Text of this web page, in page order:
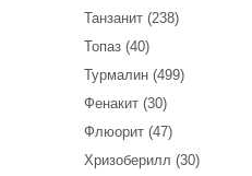
Танзанит (238)
Топаз (40)
Турмалин (499)
Фенакит (30)
Флюорит (47)
Хризоберилл (30)